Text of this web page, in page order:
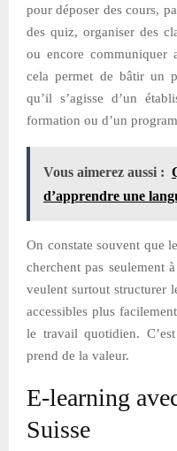
pour déposer des cours,
des quiz, organiser des
ou encore communiquer
cela permet de bâtir un
qu’il s’agisse d’un
formation ou d’un
Vous aimerez aussi :
d’apprendre une
On constate souvent que
cherchent pas seulement
veulent surtout structurer
accessibles plus
le travail quotidien.
prend de la valeur.
E-learning
Suisse